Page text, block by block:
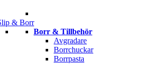
& Borr
Borr & Tillbehör
Avgradare
Borrchuckar
Borrpasta